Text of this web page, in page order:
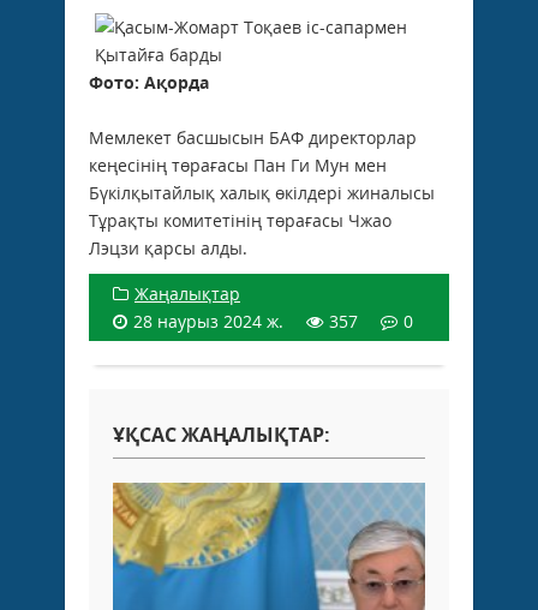
Фото: Ақорда
Мемлекет басшысын БАФ директорлар
кеңесінің төрағасы Пан Ги Мун мен
Бүкілқытайлық халық өкілдері жиналысы
Тұрақты комитетінің төрағасы Чжао
Лэцзи қарсы алды.
Жаңалықтар
28 наурыз 2024 ж.
357 0
ҰҚСАС ЖАҢАЛЫҚТАР: